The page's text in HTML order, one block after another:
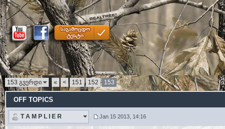
153 გვერდი « < 151 152 153
OFF TOPICS
T A M P L I E R Jan 15 2013, 14:16